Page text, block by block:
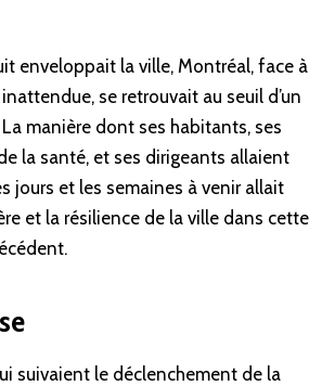
enveloppait la ville, Montréal, face à
se retrouvait au seuil d’un
manière dont ses habitants, ses
la santé, et ses dirigeants allaient
jours et les semaines à venir allait
et la résilience de la ville dans cette
suivaient le déclenchement de la